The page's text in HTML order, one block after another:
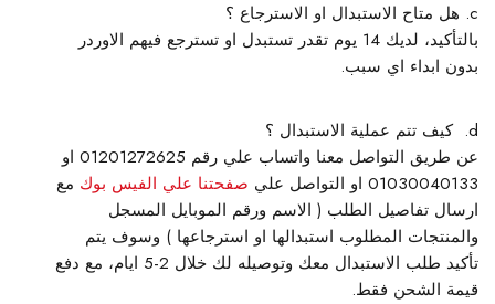
هل متاح الاستبدال او الاسترجاع ؟
بالتأكيد، لديك 14 يوم تقدر تستبدل او تسترجع فيهم الاوردر
بدون ابداء اي سبب.
كيف تتم عملية الاستبدال ؟
عن طريق التواصل معنا واتساب علي رقم 01201272625 او
01030040133 او التواصل علي
صفحتنا علي الفيس بوك مع
ارسال تفاصيل الطلب ( الاسم ورقم الموبايل المسجل
والمنتجات المطلوب استبدالها او استرجاعها ) وسوف يتم
تأكيد طلب الاستبدال معك وتوصيله لك خلال 2-5 ايام، مع دفع
قيمة الشحن فقط.